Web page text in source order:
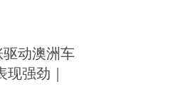
动澳洲车
强劲｜